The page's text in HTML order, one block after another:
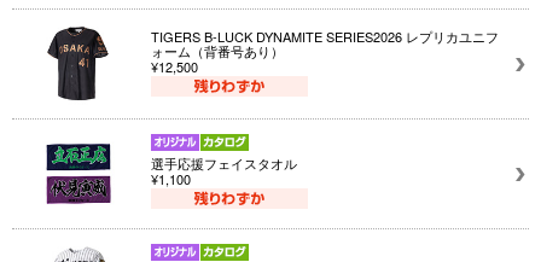
TIGERS B-LUCK DYNAMITE SERIES2026 レプリカユニフ
ォーム（背番号あり）
¥12,500
選手応援フェイスタオル
¥1,100